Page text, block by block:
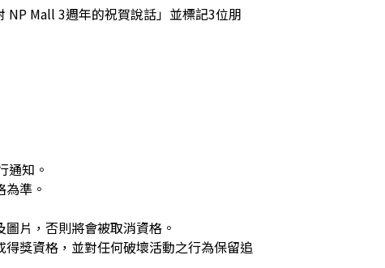
Mall 3週年的祝賀說話」並標記3位朋
通知。
準。
片，否則將會被取消資格。
獎資格，並對任何破壞活動之行為保留追